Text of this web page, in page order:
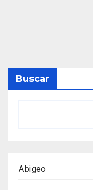
Buscar
Abigeo